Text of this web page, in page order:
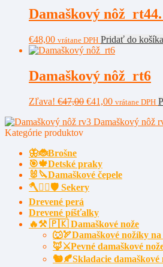
Damaškový nôž rt44.
€48,00 vrátane DPH Pridať do košíka
Damaškový nôž rt6
Zľava! €47,00 Pôvodná
bola:
€41,00Aktuálna
je:
vrátane DPH
Damaškový nôž
Kategórie produktov
🦋🐞Brošne
🎯🍁Detské praky
🐰🔪Damaškové čepele
🪓🧔‍♂️🛡️ Sekery
Drevené perá
Drevené píšťalky
🔥⚒️ 🇵🇰 Damaškové nože
🐺🏹Damaškové nožíky
🦊⚔️Pevné damaškové
🐿️🍂Skladacie damaškové